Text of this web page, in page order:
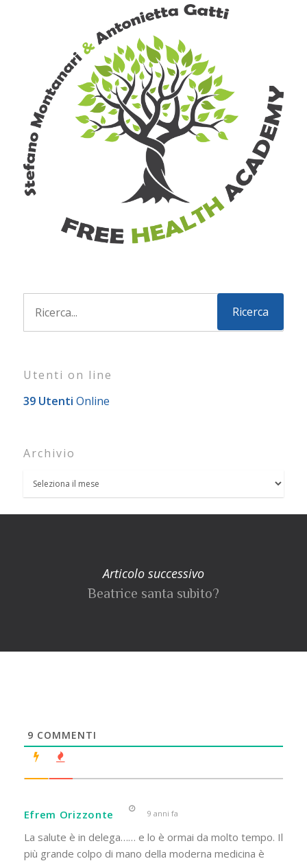
Utenti on line
39 Utenti Online
Archivio
Articolo successivo
Beatrice santa subito?
9 COMMENTI
Efrem Orizzonte 9 anni fa
La salute è in delega…… e lo è ormai da molto tempo. Il
più grande colpo di mano della moderna medicina è